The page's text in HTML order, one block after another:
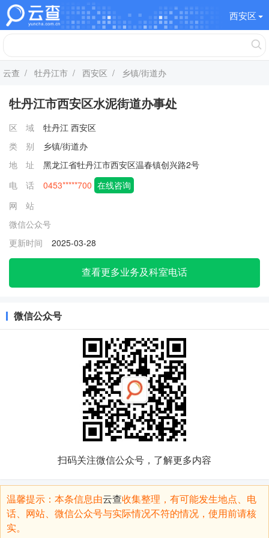
西安区
云查 / 牡丹江市 / 西安区 / 乡镇/街道办
牡丹江市西安区水泥街道办事处
区 域 牡丹江 西安区
类 别
乡镇/街道办
地 址
黑龙江省牡丹江市西安区温春镇创兴路2号
电 话
0453*****700 在线咨询
网 站
微信公众号
更新时间
2025-03-28
查看更多业务及科室电话
微信公众号
扫码关注微信公众号，了解更多内容
温馨提示：本条信息由云查收集整理，有可能发生地点、电
话、网站、微信公众号与实际情况不符的情况，使用前请核
实。